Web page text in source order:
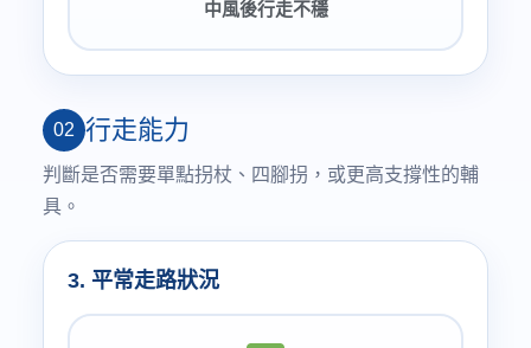
中風後行走不穩
02 行走能力
判斷是否需要單點拐杖、四腳拐，或更高支撐性的輔
具。
3. 平常走路狀況